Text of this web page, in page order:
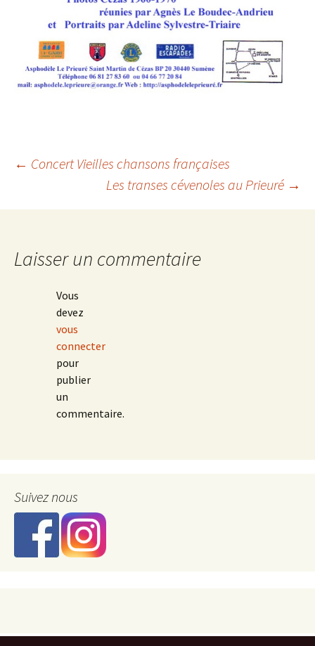
Navigation
des
articles
← Concert Vieilles chansons françaises
Les transes cévenoles au Prieuré →
Laisser un commentaire
Vous
devez
vous
connecter
pour
publier
un
commentaire.
Suivez nous